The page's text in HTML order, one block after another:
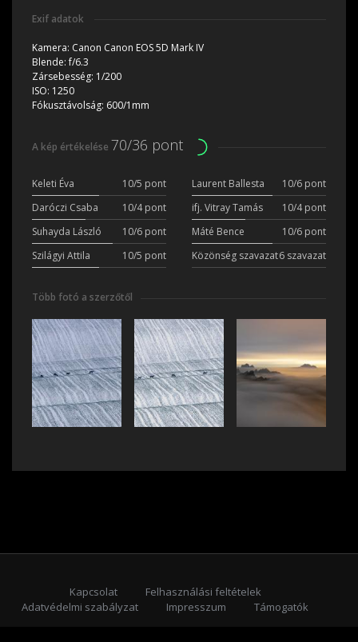
Exif adatok
Kamera: Canon Canon EOS 5D Mark IV
Blende:f/6.3
Zársebesség: 1/200
ISO: 1250
Fókusztávolság: 600/1mm
A kép értékelése 70/36 pont
Keleti Éva 10/5 pont Laurent Ballesta
10/6 pont
Daróczi Csaba
10/4 pont ifj. Vitray Tamás
10/4 pont
Suhayda László
10/6 pont Máté Bence
10/6 pont
Szilágyi Attila
10/5 pont Közönség szavazat6 szavazat
Több fotó a szerzőtől
Kapcsolat
Felhasználási feltételek
Adatvédelmi szabályzat
Impresszum
Támogatók